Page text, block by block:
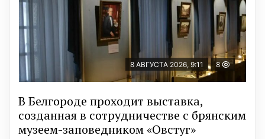
8 АВГУСТА 2026, 9:11 8
В Белгороде проходит выставка,
созданная в сотрудничестве с брянским
музеем-заповедником «Овстуг»